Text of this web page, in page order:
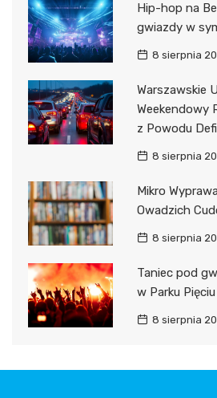
Hip-hop na
gwiazdy w
8 sierpnia
Warszawskie
Weekendowy
z Powodu
8 sierpnia
Mikro
Owadzich
8 sierpnia
Taniec pod
w Parku
8 sierpnia